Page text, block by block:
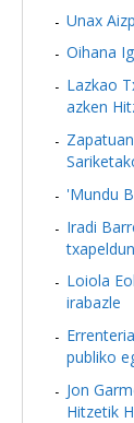
Unax
Oihana
Lazkao
azken
'Mundu
Iradi
Loiola
irabazle
publiko
Jon
Hitzetik